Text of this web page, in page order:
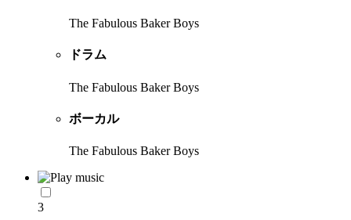
The Fabulous Baker Boys
ドラム
The Fabulous Baker Boys
ボーカル
The Fabulous Baker Boys
3